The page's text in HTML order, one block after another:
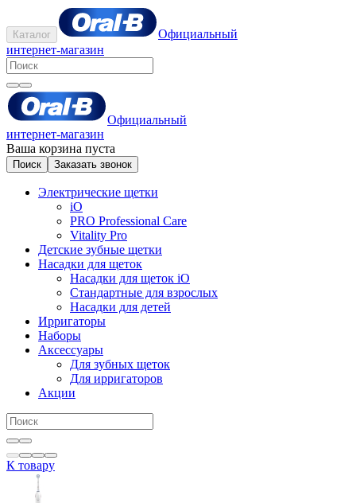
Каталог
Официальный
интернет-магазин
Официальный
интернет-магазин
Ваша корзина пуста
Поиск Заказать звонок
Электрические щетки
iO
PRO Professional Care
Vitality Pro
Детские зубные щетки
Насадки для щеток
Насадки для щеток iO
Стандартные для взрослых
Насадки для детей
Ирригаторы
Наборы
Аксессуары
Для зубных щеток
Для ирригаторов
Акции
К товару